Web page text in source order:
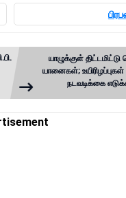
யாழுக்குள்
யானைகள்;
நடவடிக்கை